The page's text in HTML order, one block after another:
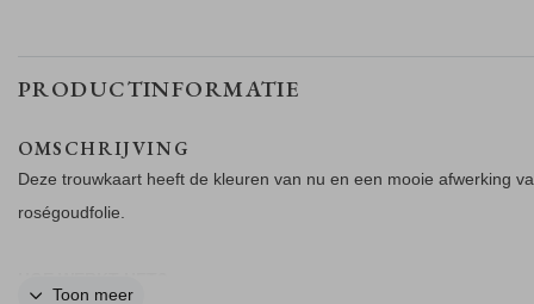
PRODUCTINFORMATIE
OMSCHRIJVING
Deze trouwkaart heeft de kleuren van nu en een mooie afwerking
roségoudfolie.
Toon meer